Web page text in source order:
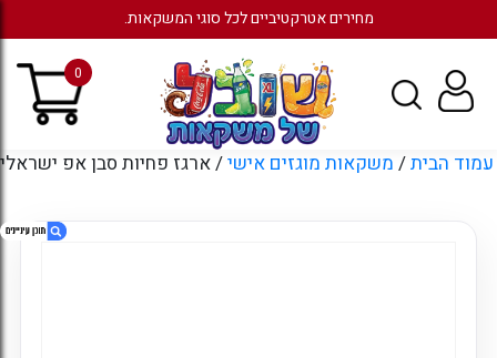
מחירים אטרקטיביים לכל סוגי המשקאות.
0
עמוד הבית/ משקאות מוגזים אישי/ ארגז פחיות סבן אפ ישראלי